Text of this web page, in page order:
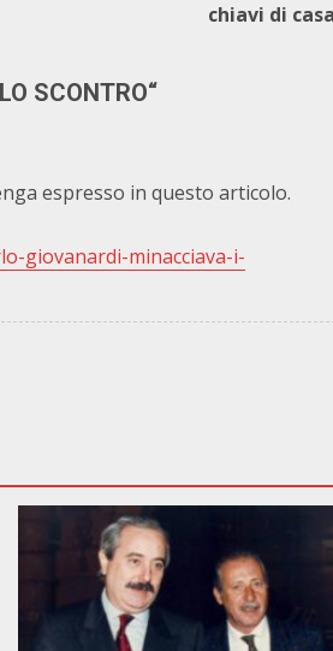
chiavi di
SCONTRO“
espresso in questo articolo.
giovanardi-minacciava-i-